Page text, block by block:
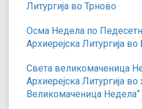
Литургија во Трново
Осма Недела по
Архиерејска Литургија во
Света великомаченица
Архиерејска Литургија
Великомаченица